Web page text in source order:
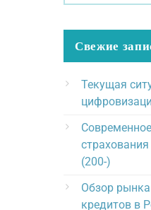
Свежие
Текущая
(200-)
Обзор
кредитов в